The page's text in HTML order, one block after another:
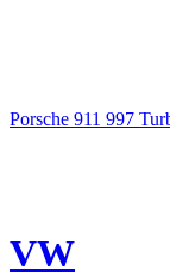
Porsche 911 997
VW